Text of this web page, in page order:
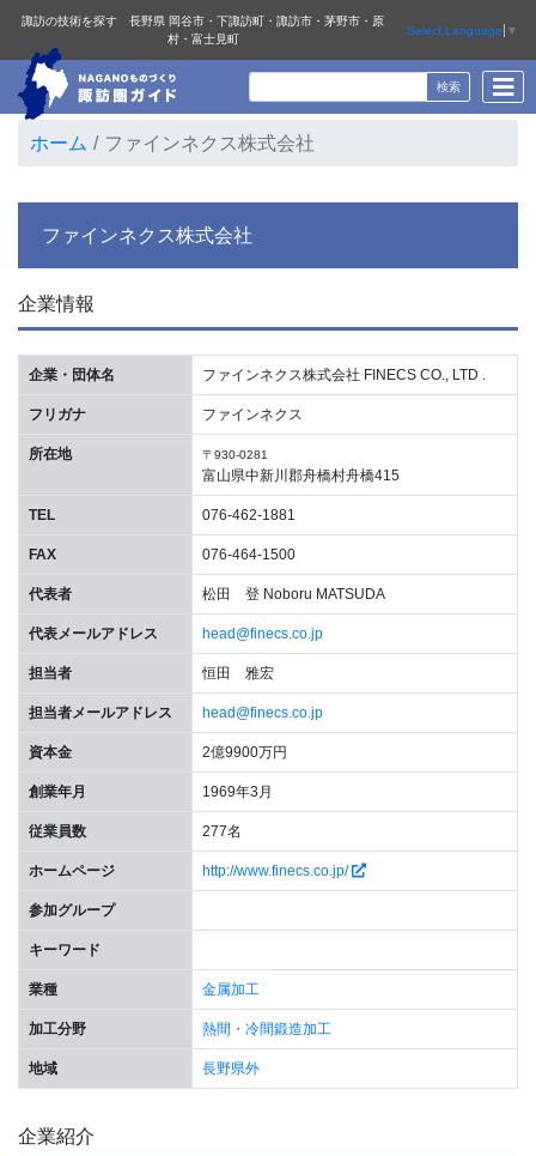
諏訪の技術を探す 長野県 岡谷市・下諏訪町・諏訪市・茅野市・原
村・富士見町
Select Language ▼
ホーム ファインネクス株式会社
ファインネクス株式会社
企業情報
企業・団体名 ファインネクス株式会社 FINECS CO., LTD .
フリガナ ファインネクス
所在地 〒930-0281
富山県中新川郡舟橋村舟橋415
TEL 076-462-1881
FAX 076-464-1500
代表者 松田 登 Noboru MATSUDA
代表メールアドレス head@finecs.co.jp
担当者 恒田 雅宏
担当者メールアドレス head@finecs.co.jp
資本金 2億9900万円
創業年月 1969年3月
従業員数 277名
ホームページ http://www.finecs.co.jp/
参加グループ
キーワード
業種 金属加工
加工分野 熱間・冷間鍛造加工
地域 長野県外
企業紹介